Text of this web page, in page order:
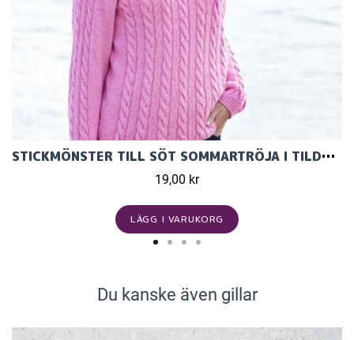
STICKMÖNSTER TILL SÖT SOMMARTRÖJA I TILDA BLANDGARN FRÅN SVARTA FÅRET.
19,00 kr
LÄGG I VARUKORG
Du kanske även gillar